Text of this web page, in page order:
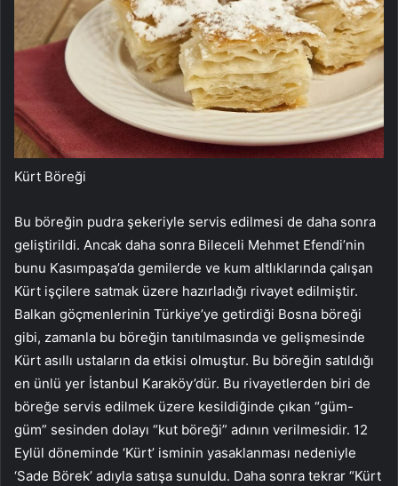
Kürt Böreği
Bu böreğin pudra şekeriyle servis edilmesi de daha sonra
geliştirildi. Ancak daha sonra Bileceli Mehmet Efendi’nin
bunu Kasımpaşa’da gemilerde ve kum altlıklarında çalışan
Kürt işçilere satmak üzere hazırladığı rivayet edilmiştir.
Balkan göçmenlerinin Türkiye’ye getirdiği Bosna böreği
gibi, zamanla bu böreğin tanıtılmasında ve gelişmesinde
Kürt asıllı ustaların da etkisi olmuştur. Bu böreğin satıldığı
en ünlü yer İstanbul Karaköy’dür. Bu rivayetlerden biri de
böreğe servis edilmek üzere kesildiğinde çıkan “güm-
güm” sesinden dolayı “kut böreği” adının verilmesidir. 12
Eylül döneminde ‘Kürt’ isminin yasaklanması nedeniyle
‘Sade Börek’ adıyla satışa sunuldu. Daha sonra tekrar “Kürt